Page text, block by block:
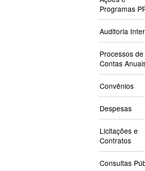
Programas
Auditoria
Processos de
Contas
Convênios
Despesas
Licitações e
Contratos
Consultas